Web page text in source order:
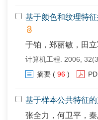
基于颜色和纹理特
于铂，郑丽敏，田
计算机工程. 2006,
摘要 ( 96 )
基于样本公共特征
张全力，何卫平，